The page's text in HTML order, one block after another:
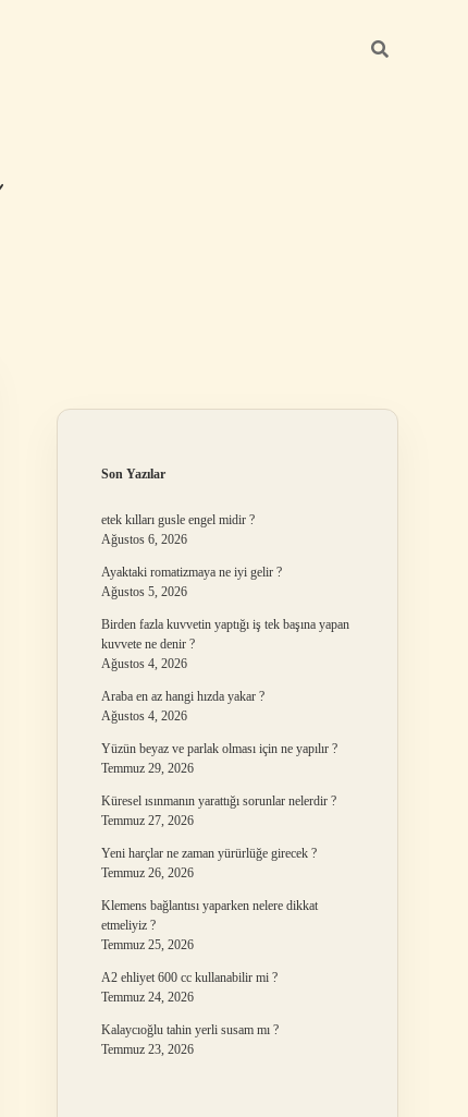
Son Yazılar
etek kılları gusle engel midir ?
Ağustos 6, 2026
Ayaktaki romatizmaya ne iyi gelir ?
Ağustos 5, 2026
Birden fazla kuvvetin yaptığı iş tek başına yapan
kuvvete ne denir ?
Ağustos 4, 2026
Araba en az hangi hızda yakar ?
Ağustos 4, 2026
Yüzün beyaz ve parlak olması için ne yapılır ?
Temmuz 29, 2026
Küresel ısınmanın yarattığı sorunlar nelerdir ?
Temmuz 27, 2026
Yeni harçlar ne zaman yürürlüğe girecek ?
Temmuz 26, 2026
Klemens bağlantısı yaparken nelere dikkat
etmeliyiz ?
Temmuz 25, 2026
A2 ehliyet 600 cc kullanabilir mi ?
Temmuz 24, 2026
Kalaycıoğlu tahin yerli susam mı ?
Temmuz 23, 2026